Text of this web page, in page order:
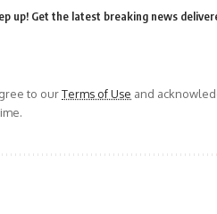
up! Get the latest breaking news
to ourTerms of Use and